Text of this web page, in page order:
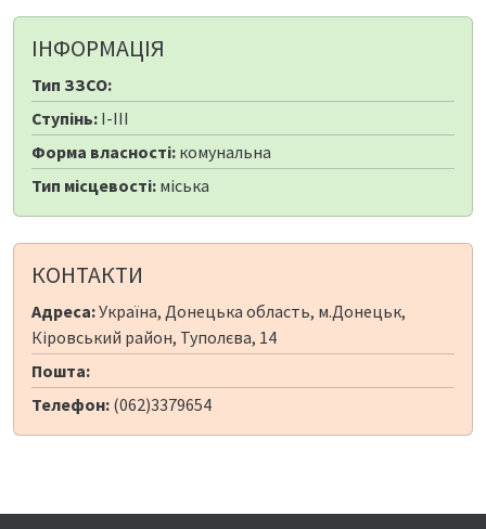
ІНФОРМАЦІЯ
Тип ЗЗСО:
Ступінь: I-III
Форма власності: комунальна
Тип місцевості: міська
КОНТАКТИ
Адреса:Україна, Донецька область, м.Донецьк,
Кіровський район, Туполєва, 14
Пошта:
Телефон: (062)3379654